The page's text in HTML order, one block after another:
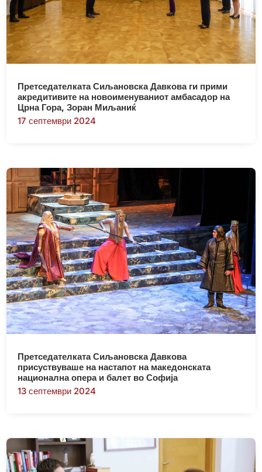
Претседателката Сиљановска Давкова ги прими
акредитивите на новоименуваниот амбасадор на
Црна Гора, Зоран Миљаниќ
17 септември 2024
Претседателката Сиљановска Давкова
присуствуваше на настапот на македонската
национална опера и балет во Софија
13 септември 2024